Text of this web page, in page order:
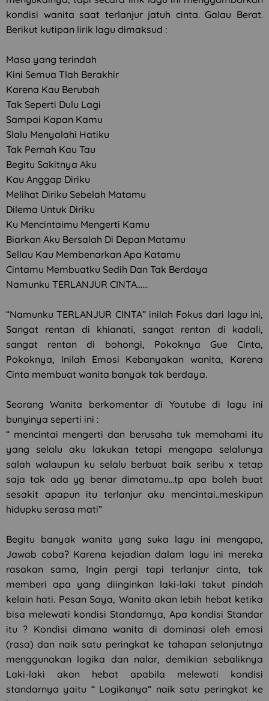
kondisi wanita saat terlanjur jatuh cinta. Galau Berat.
Berikut kutipan lirik lagu dimaksud :
Masa yang terindah
Kini Semua Tlah Berakhir
Karena Kau Berubah
Tak Seperti Dulu Lagi
Sampai Kapan Kamu
Slalu Menyalahi Hatiku
Tak Pernah Kau Tau
Begitu Sakitnya Aku
Kau Anggap Diriku
Melihat Diriku Sebelah Matamu
Dilema Untuk Diriku
Ku Mencintaimu Mengerti Kamu
Biarkan Aku Bersalah Di Depan Matamu
Sellau Kau Membenarkan Apa Katamu
Cintamu Membuatku Sedih Dan Tak Berdaya
Namunku TERLANJUR CINTA……
“Namunku TERLANJUR CINTA” inilah Fokus dari lagu ini,
Sangat rentan di khianati, sangat rentan di kadali,
sangat rentan di bohongi, Pokoknya Gue Cinta,
Pokoknya, Inilah Emosi Kebanyakan wanita, Karena
Cinta membuat wanita banyak tak berdaya.
Seorang Wanita berkomentar di Youtube di lagu ini
bunyinya seperti ini :
“ mencintai mengerti dan berusaha tuk memahami itu
yang selalu aku lakukan tetapi mengapa selalunya
salah walaupun ku selalu berbuat baik seribu x tetap
saja tak ada yg benar dimatamu…tp apa boleh buat
sesakit apapun itu terlanjur aku mencintai..meskipun
hidupku serasa mati”
Begitu banyak wanita yang suka lagu ini mengapa,
Jawab coba? Karena kejadian dalam lagu ini mereka
rasakan sama, Ingin pergi tapi terlanjur cinta, tak
memberi apa yang diinginkan laki-laki takut pindah
kelain hati. Pesan Saya, Wanita akan lebih hebat ketika
bisa melewati kondisi Standarnya, Apa kondisi Standar
itu ? Kondisi dimana wanita di dominasi oleh emosi
(rasa) dan naik satu peringkat ke tahapan selanjutnya
menggunakan logika dan nalar, demikian sebaliknya
Laki-laki akan hebat apabila melewati kondisi
standarnya yaitu “ Logikanya” naik satu peringkat ke